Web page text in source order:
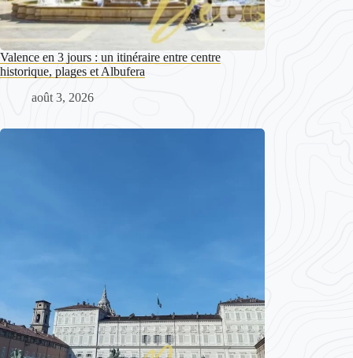
Valence en 3 jours : un itinéraire entre centre
historique, plages et Albufera
août 3, 2026